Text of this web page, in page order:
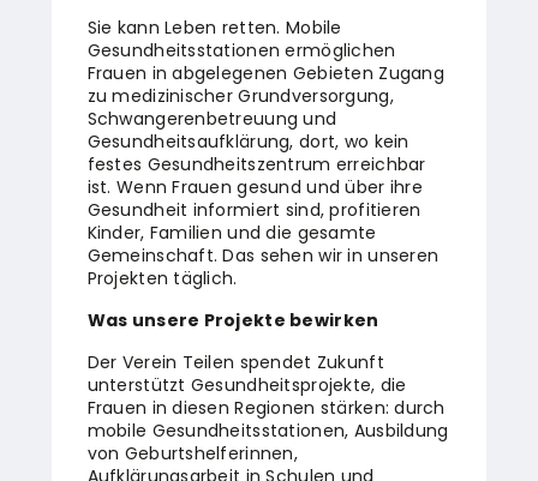
Sie kann Leben retten. Mobile
Gesundheitsstationen ermöglichen
Frauen in abgelegenen Gebieten Zugang
zu medizinischer Grundversorgung,
Schwangerenbetreuung und
Gesundheitsaufklärung, dort, wo kein
festes Gesundheitszentrum erreichbar
ist. Wenn Frauen gesund und über ihre
Gesundheit informiert sind, profitieren
Kinder, Familien und die gesamte
Gemeinschaft. Das sehen wir in unseren
Projekten täglich.
Was unsere Projekte bewirken
Der Verein Teilen spendet Zukunft
unterstützt Gesundheitsprojekte, die
Frauen in diesen Regionen stärken: durch
mobile Gesundheitsstationen, Ausbildung
von Geburtshelferinnen,